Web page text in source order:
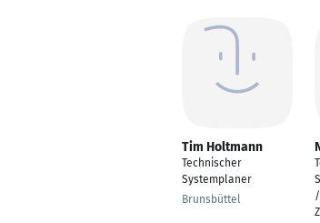
Tim Holtmann
Technischer
Systemplaner
Brunsbüttel